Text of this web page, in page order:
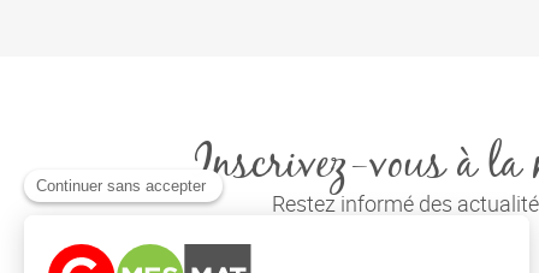
Inscrivez-vous à la
Restez informé des